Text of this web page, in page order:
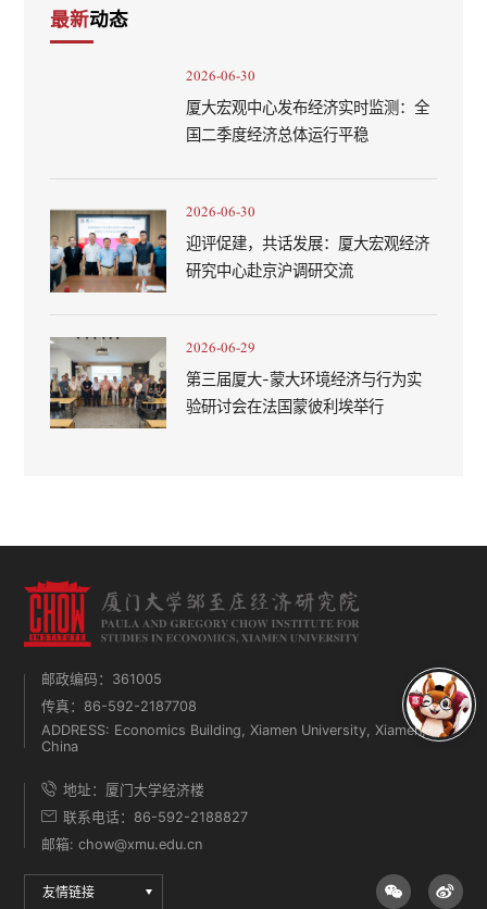
最新动态
2026-06-30
厦大宏观中心发布经济实时监测：全
国二季度经济总体运行平稳
2026-06-30
迎评促建，共话发展：厦大宏观经济
研究中心赴京沪调研交流
2026-06-29
第三届厦大-蒙大环境经济与行为实
验研讨会在法国蒙彼利埃举行
邮政编码：361005
传真：86-592-2187708
ADDRESS: Economics Building, Xiamen University, Xiamen,
China
地址：厦门大学经济楼
联系电话：86-592-2188827
邮箱: chow@xmu.edu.cn
友情链接